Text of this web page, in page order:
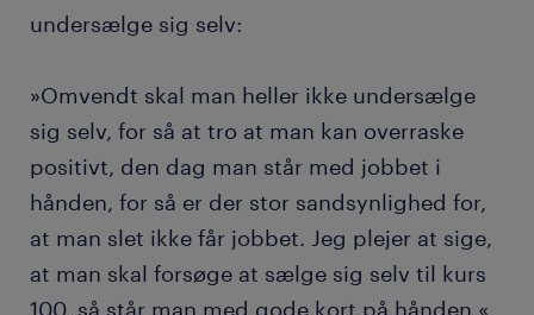
undersælge sig selv:
»Omvendt skal man heller ikke undersælge
sig selv, for så at tro at man kan overraske
positivt, den dag man står med jobbet i
hånden, for så er der stor sandsynlighed for,
at man slet ikke får jobbet. Jeg plejer at sige,
at man skal forsøge at sælge sig selv til kurs
100, så står man med gode kort på hånden,«